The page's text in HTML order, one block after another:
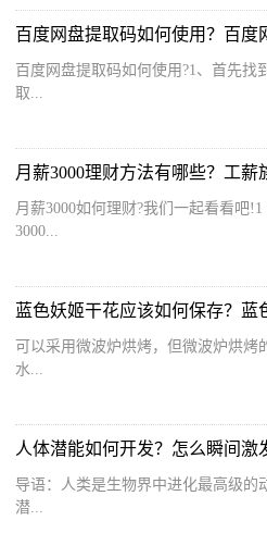
百度网盘提取码如何使用?1、首先找
取...
月薪3000如何理财?我们一起看看吧!1 采用资金三分理财法拿到
3000...
蓝色妖姬干花应该如何保存？蓝
可以采用微波炉烘烤，但微波炉烘烤
水...
人体潜能如何开发？怎么瞬间激
导语：人类是生物界中进化最高级的
潜...